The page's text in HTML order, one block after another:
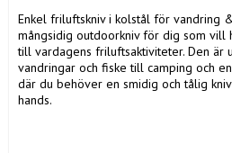
Enkel friluftskniv i kolstål för vandring
mångsidig outdoorkniv för dig som
till vardagens friluftsaktiviteter. Den är
vandringar och fiske till camping och
där du behöver en smidig och tålig
hands.